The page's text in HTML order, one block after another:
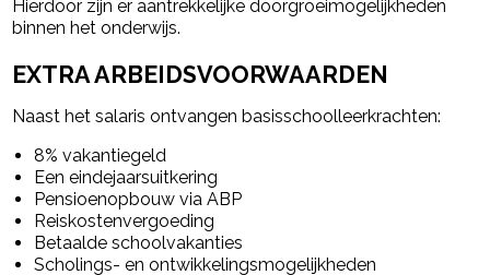
Hierdoor zijn er aantrekkelijke doorgroeimogelijkheden
binnen het onderwijs.
EXTRA ARBEIDSVOORWAARDEN
Naast het salaris ontvangen basisschoolleerkrachten:
8% vakantiegeld
Een eindejaarsuitkering
Pensioenopbouw via ABP
Reiskostenvergoeding
Betaalde schoolvakanties
Scholings- en ontwikkelingsmogelijkheden